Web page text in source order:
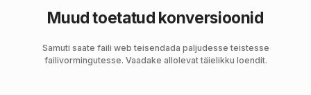
Muud toetatud konversioonid
Samuti saate faili web teisendada paljudesse teistesse
failivormingutesse. Vaadake allolevat täielikku loendit.